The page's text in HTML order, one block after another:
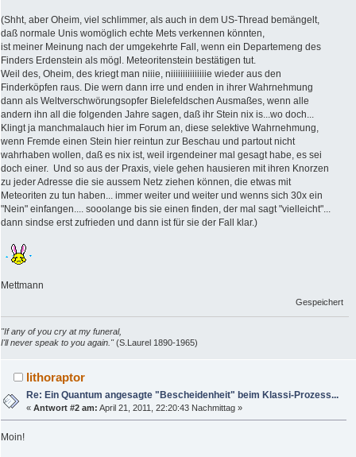
(Shht, aber Oheim, viel schlimmer, als auch in dem US-Thread bemängelt,
daß normale Unis womöglich echte Mets verkennen könnten,
ist meiner Meinung nach der umgekehrte Fall, wenn ein Departemeng des
Finders Erdenstein als mögl. Meteoritenstein bestätigen tut.
Weil des, Oheim, des kriegt man niiie, niiiiiiiiiiiiiiie wieder aus den
Finderköpfen raus. Die wern dann irre und enden in ihrer Wahrnehmung
dann als Weltverschwörungsopfer Bielefeldschen Ausmaßes, wenn alle
andern ihn all die folgenden Jahre sagen, daß ihr Stein nix is...wo doch...
Klingt ja manchmalauch hier im Forum an, diese selektive Wahrnehmung,
wenn Fremde einen Stein hier reintun zur Beschau und partout nicht
wahrhaben wollen, daß es nix ist, weil irgendeiner mal gesagt habe, es sei
doch einer. Und so aus der Praxis, viele gehen hausieren mit ihren Knorzen
zu jeder Adresse die sie aussem Netz ziehen können, die etwas mit
Meteoriten zu tun haben... immer weiter und weiter und wenns sich 30x ein
"Nein" einfangen.... sooolange bis sie einen finden, der mal sagt "vielleicht"...
dann sindse erst zufrieden und dann ist für sie der Fall klar.)
Mettmann
Gespeichert
"If any of you cry at my funeral,
I'll never speak to you again."(S.Laurel 1890-1965)
lithoraptor
Re: Ein Quantum angesagte "Bescheidenheit" beim Klassi-Prozess...
«Antwort #2 am: April 21, 2011, 22:20:43 Nachmittag »
Moin!